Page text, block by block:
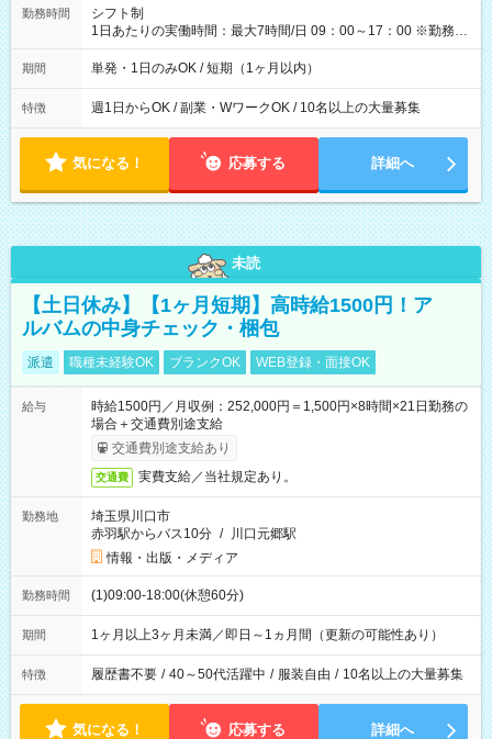
間】試用期間なし
勤務時間
シフト制
1日あたりの実働時間：最大7時間/日 09：00～17：00 ※勤務時
間は 試験により異なります。
期間 単発・1日のみOK / 短期（1ヶ月以内）
特徴 週1日からOK / 副業・WワークOK / 10名以上の大量募集
気になる！ 応募する 詳細へ
未読
【土日休み】【1ヶ月短期】高時給1500円！ア
ルバムの中身チェック・梱包
派遣 職種未経験OK ブランクOK WEB登録・面接OK
給与
時給1500円／月収例：252,000円＝1,500円×8時間×21日勤務の
場合＋交通費別途支給
交通費別途支給あり
交通費 実費支給／当社規定あり。
勤務地
埼玉県川口市
赤羽駅からバス10分 / 川口元郷駅
情報・出版・メディア
勤務時間 (1)09:00-18:00(休憩60分)
期間 1ヶ月以上3ヶ月未満／即日～1ヵ月間（更新の可能性あり）
特徴 履歴書不要 / 40～50代活躍中 / 服装自由 / 10名以上の大量募集
気になる！ 応募する 詳細へ